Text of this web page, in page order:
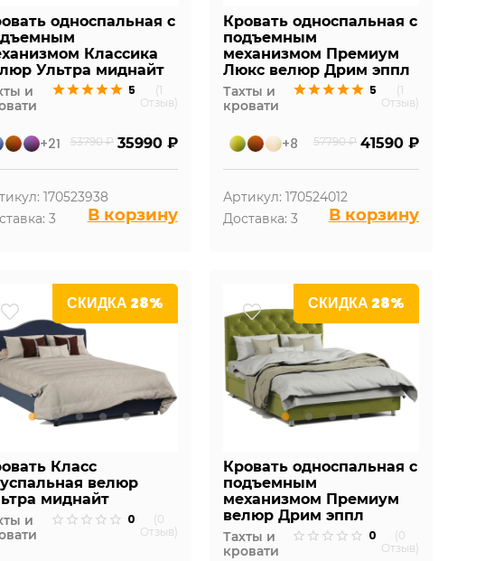
односпальная с
Классика
Ультра миднайт
и
5
(1
Отзыв)
+21 53790 ₽ 35990 ₽
170523938
3
В корзину
Кровать односпальная с
подъемным
механизмом Премиум
Люкс велюр Дрим эппл
Тахты и
кровати
5
(1
Отзыв)
+8 57790 ₽ 41590 ₽
Артикул: 170524012
Доставка: 3
В корзину
СКИДКА 28%
Класс
велюр
миднайт
и
0
(0
Отзыв)
СКИДКА 28%
Кровать односпальная с
подъемным
механизмом Премиум
велюр Дрим эппл
Тахты и
кровати
0
(0
Отзыв)